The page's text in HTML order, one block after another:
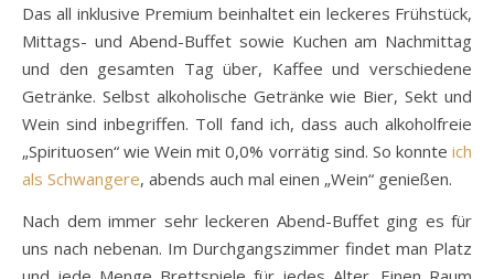
Das all inklusive Premium beinhaltet ein leckeres Frühstück,
Mittags- und Abend-Buffet sowie Kuchen am Nachmittag
und den gesamten Tag über, Kaffee und verschiedene
Getränke. Selbst alkoholische Getränke wie Bier, Sekt und
Wein sind inbegriffen. Toll fand ich, dass auch alkoholfreie
„Spirituosen“ wie Wein mit 0,0% vorrätig sind. So konnte ich
als Schwangere, abends auch mal einen „Wein“ genießen.
Nach dem immer sehr leckeren Abend-Buffet ging es für
uns nach nebenan. Im Durchgangszimmer findet man Platz